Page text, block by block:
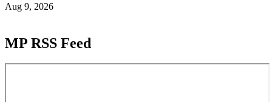
Aug 9, 2026
MP RSS Feed